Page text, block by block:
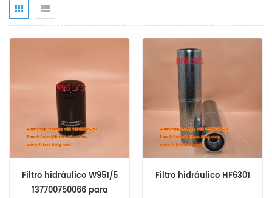
Filtro hidráulico W951/5
137700750066 para
Filtro hidráulico HF6301